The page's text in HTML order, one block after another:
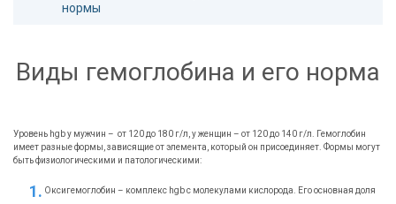
нормы
Виды гемоглобина и его норма
Уровень hgb у мужчин – от 120 до 180 г/л, у женщин – от 120 до 140 г/л. Гемоглобин
имеет разные формы, зависящие от элемента, который он присоединяет. Формы могут
быть физиологическими и патологическими:
Оксигемоглобин – комплекс hgb с молекулами кислорода. Его основная доля